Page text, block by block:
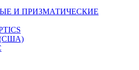
И ПРИЗМАТИЧЕСКИЕ
(США)